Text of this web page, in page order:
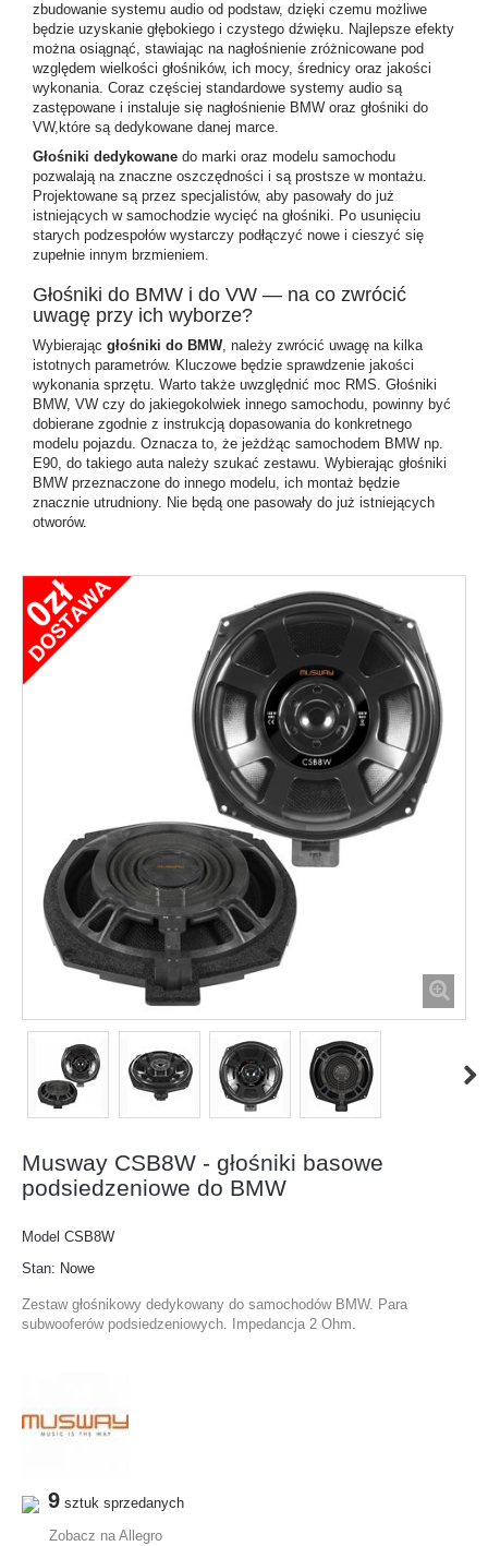
zbudowanie systemu audio od podstaw, dzięki czemu możliwe
będzie uzyskanie głębokiego i czystego dźwięku. Najlepsze efekty
można osiągnąć, stawiając na nagłośnienie zróżnicowane pod
względem wielkości głośników, ich mocy, średnicy oraz jakości
wykonania. Coraz częściej standardowe systemy audio są
zastępowane i instaluje się nagłośnienie BMW oraz głośniki do
VW,które są dedykowane danej marce.
Głośniki dedykowane do marki oraz modelu samochodu
pozwalają na znaczne oszczędności i są prostsze w montażu.
Projektowane są przez specjalistów, aby pasowały do już
istniejących w samochodzie wycięć na głośniki. Po usunięciu
starych podzespołów wystarczy podłączyć nowe i cieszyć się
zupełnie innym brzmieniem.
Głośniki do BMW i do VW — na co zwrócić
uwagę przy ich wyborze?
Wybierając głośniki do BMW, należy zwrócić uwagę na kilka
istotnych parametrów. Kluczowe będzie sprawdzenie jakości
wykonania sprzętu. Warto także uwzględnić moc RMS. Głośniki
BMW, VW czy do jakiegokolwiek innego samochodu, powinny być
dobierane zgodnie z instrukcją dopasowania do konkretnego
modelu pojazdu. Oznacza to, że jeżdżąc samochodem BMW np.
E90, do takiego auta należy szukać zestawu. Wybierając głośniki
BMW przeznaczone do innego modelu, ich montaż będzie
znacznie utrudniony. Nie będą one pasowały do już istniejących
otworów.
Musway CSB8W - głośniki basowe
podsiedzeniowe do BMW
Model CSB8W
Stan: Nowe
Zestaw głośnikowy dedykowany do samochodów BMW. Para
subwooferów podsiedzeniowych. Impedancja 2 Ohm.
9 sztuk sprzedanych
Zobacz na Allegro